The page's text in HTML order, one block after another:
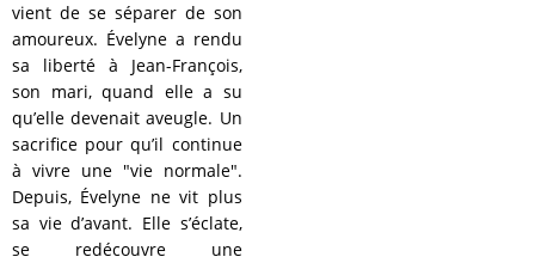
vient de se séparer de son
amoureux. Évelyne a rendu
sa liberté à Jean-François,
son mari, quand elle a su
qu’elle devenait aveugle. Un
sacrifice pour qu’il continue
à vivre une "vie normale".
Depuis, Évelyne ne vit plus
sa vie d’avant. Elle s’éclate,
se redécouvre une